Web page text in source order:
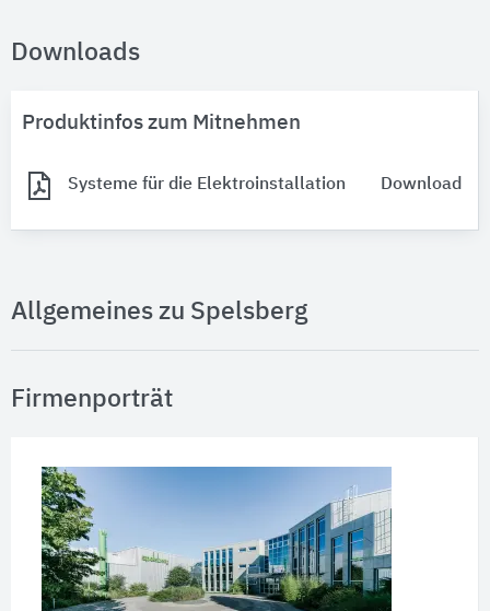
Downloads
Produktinfos zum Mitnehmen
Systeme für die Elektroinstallation Download
Allgemeines zu Spelsberg
Firmenporträt